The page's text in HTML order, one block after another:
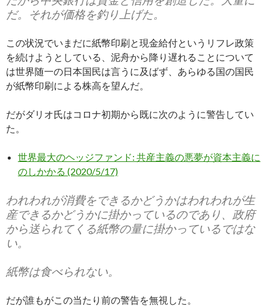
だ。それが価格を釣り上げた。
この状況でいまだに紙幣印刷と現金給付というリフレ政策
を続けようとしている、泥舟から降り遅れることについて
は世界随一の日本国民は言うに及ばず、あらゆる国の国民
が紙幣印刷による株高を望んだ。
だがダリオ氏はコロナ初期から既に次のように警告してい
た。
世界最大のヘッジファンド: 共産主義の悪夢が資本主義に
のしかかる (2020/5/17)
われわれが消費をできるかどうかはわれわれが生
産できるかどうかに掛かっているのであり、政府
から送られてくる紙幣の量に掛かっているではな
い。
紙幣は食べられない。
だが誰もがこの当たり前の警告を無視した。